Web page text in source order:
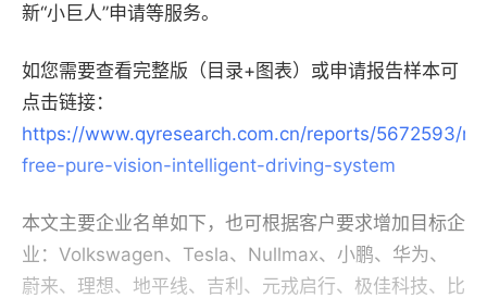
新“小巨人”申请等服务。
如您需要查看完整版（目录+图表）或申请报告样本可
点击链接：
https://www.qyresearch.com.cn/reports/5672593/
free-pure-vision-intelligent-driving-system
本文主要企业名单如下，也可根据客户要求增加目标企
业：Volkswagen、Tesla、Nullmax、小鹏、华为、
蔚来、理想、地平线、吉利、元戎启行、极佳科技、比